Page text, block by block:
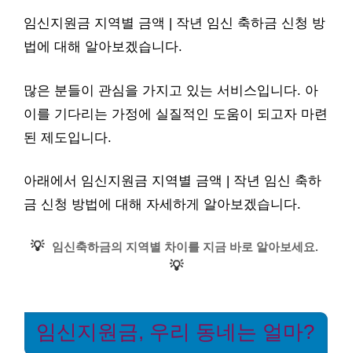
임신지원금 지역별 금액 | 작년 임신 축하금 신청 방
법에 대해 알아보겠습니다.
많은 분들이 관심을 가지고 있는 서비스입니다. 아
이를 기다리는 가정에 실질적인 도움이 되고자 마련
된 제도입니다.
아래에서 임신지원금 지역별 금액 | 작년 임신 축하
금 신청 방법에 대해 자세하게 알아보겠습니다.
💡 임신축하금의 지역별 차이를 지금 바로 알아보세요.
💡
임신지원금, 우리 동네는 얼마?